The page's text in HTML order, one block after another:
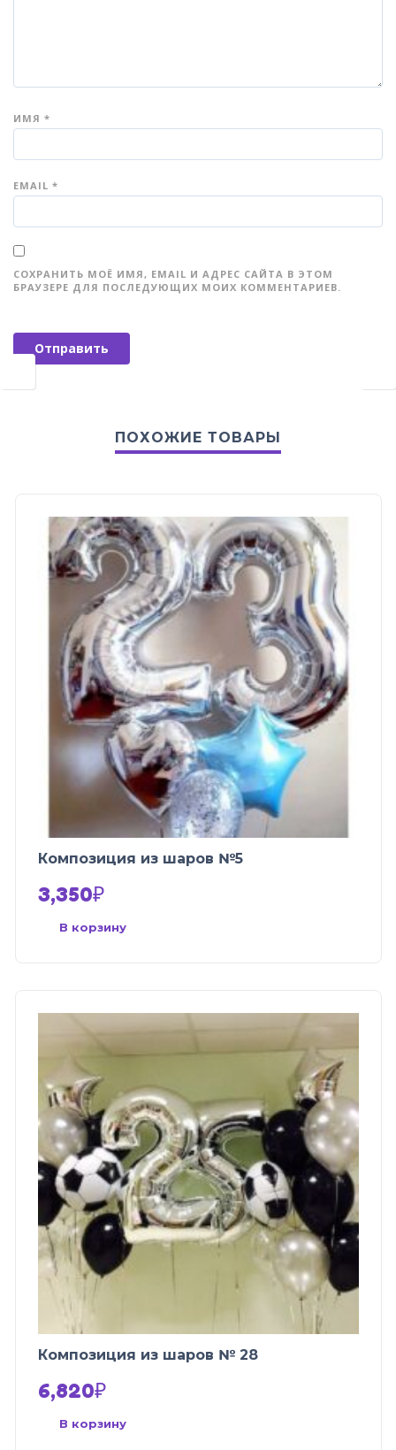
ИМЯ *
EMAIL *
СОХРАНИТЬ МОЁ ИМЯ, EMAIL И АДРЕС САЙТА В ЭТОМ
БРАУЗЕРЕ ДЛЯ ПОСЛЕДУЮЩИХ МОИХ КОММЕНТАРИЕВ.
ПОХОЖИЕ ТОВАРЫ
Композиция из шаров №5
3,350₽
В корзину
Композиция из шаров № 28
6,820₽
В корзину